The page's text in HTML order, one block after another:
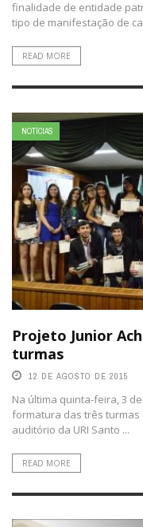
finalidade de entidade
tipo de manifestação de
READ MORE
NOTÍCIAS
Projeto Junior
turmas
12 DE AGOSTO DE 2015
Na última quinta-feira, 3
formatura das três turmas
auditório da URI Santo ...
READ MORE